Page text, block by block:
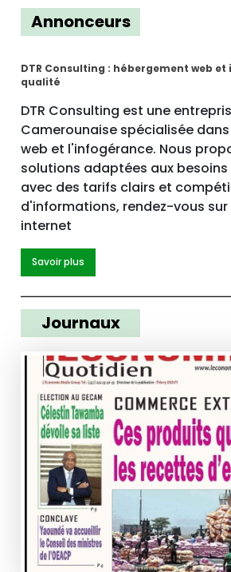
Annonceurs
DTR Consulting : hébergement web
qualité
DTR Consulting est une
Camerounaise spécialisée
web et l'infogérance. Nous
solutions adaptées aux
avec des tarifs clairs et
d'informations, rendez-vous
internet
Savoir plus
Journaux